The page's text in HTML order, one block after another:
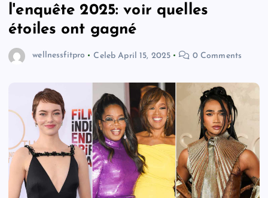
l'enquête 2025: voir quelles
étoiles ont gagné
wellnessfitpro Celeb April 15, 2025 0 Comments